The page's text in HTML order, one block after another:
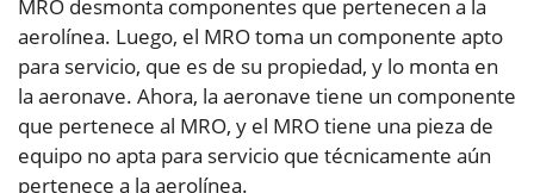
MRO desmonta componentes que pertenecen a la
aerolínea. Luego, el MRO toma un componente apto
para servicio, que es de su propiedad, y lo monta en
la aeronave. Ahora, la aeronave tiene un componente
que pertenece al MRO, y el MRO tiene una pieza de
equipo no apta para servicio que técnicamente aún
pertenece a la aerolínea.